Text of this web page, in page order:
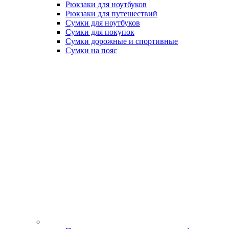
Рюкзаки для ноутбуков
Рюкзаки для путешествий
Сумки для ноутбуков
Сумки для покупок
Сумки дорожные и спортивные
Сумки на пояс